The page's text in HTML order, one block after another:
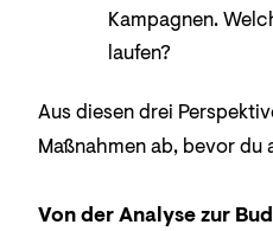
Kampagnen.
laufen?
Aus diesen drei
Maßnahmen ab, bevor du
Von der Analyse zur